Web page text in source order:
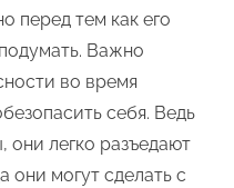
перед тем как его
Важно
во время
себя. Ведь
они легко разъедают
они могут сделать с